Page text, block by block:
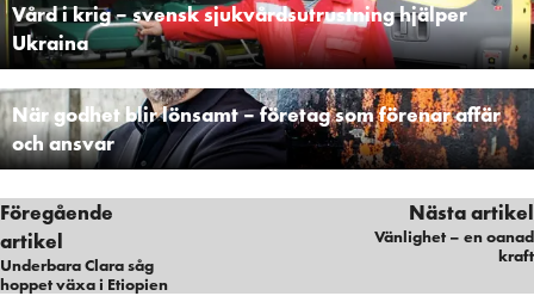
Vård i krig – svensk sjukvårdsutrustning hjälper
Ukraina
När godhet blir lönsamt – företag som förenar affär
och ansvar
Föregående
artikel
Underbara Clara såg
hoppet växa i Etiopien
Nästa artikel
Vänlighet – en oanad
kraft